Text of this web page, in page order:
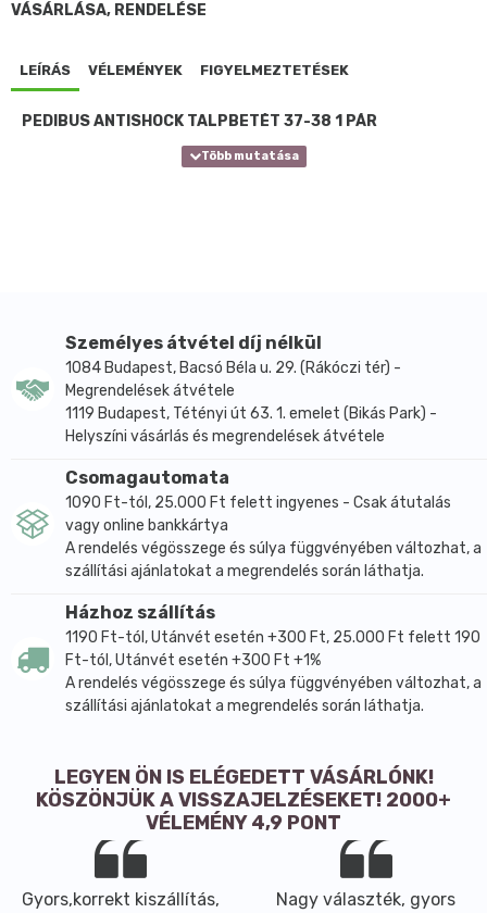
VÁSÁRLÁSA, RENDELÉSE
LEÍRÁS VÉLEMÉNYEK FIGYELMEZTETÉSEK
PEDIBUS ANTISHOCK TALPBETÉT 37-38 1 PÁR
Személyes átvétel díj nélkül
1084 Budapest, Bacsó Béla u. 29. (Rákóczi tér) -
Megrendelések átvétele
1119 Budapest, Tétényi út 63. 1. emelet (Bikás Park) -
Helyszíni vásárlás és megrendelések átvétele
Csomagautomata
1090 Ft-tól, 25.000 Ft felett ingyenes - Csak átutalás
vagy online bankkártya
A rendelés végösszege és súlya függvényében változhat, a
szállítási ajánlatokat a megrendelés során láthatja.
Házhoz szállítás
1190 Ft-tól, Utánvét esetén +300 Ft, 25.000 Ft felett 190
Ft-tól, Utánvét esetén +300 Ft +1%
A rendelés végösszege és súlya függvényében változhat, a
szállítási ajánlatokat a megrendelés során láthatja.
LEGYEN ÖN IS ELÉGEDETT VÁSÁRLÓNK!
KÖSZÖNJÜK A VISSZAJELZÉSEKET! 2000+
VÉLEMÉNY 4,9 PONT
Gyors,korrekt kiszállítás,
Nagy választék, gyors